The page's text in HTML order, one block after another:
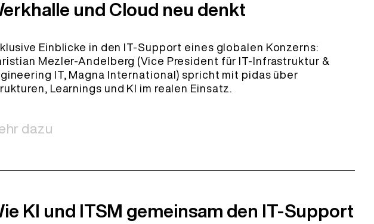
und Cloud neu denkt
Einblicke in den IT-Support eines globalen Konzerns:
Mezler-Andelberg (Vice President für IT-Infrastruktur &
IT, Magna International) spricht mit pidas über
Learnings und KI im realen Einsatz.
dazu
KI und ITSM gemeinsam den IT-Support